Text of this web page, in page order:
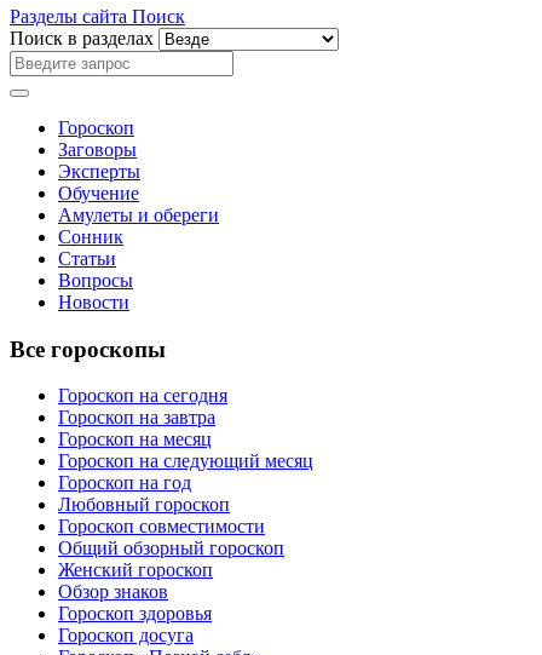
Разделы сайта Поиск
Поиск в разделах
Гороскоп
Заговоры
Эксперты
Обучение
Амулеты и обереги
Сонник
Статьи
Вопросы
Новости
Все гороскопы
Гороскоп на сегодня
Гороскоп на завтра
Гороскоп на месяц
Гороскоп на следующий месяц
Гороскоп на год
Любовный гороскоп
Гороскоп совместимости
Общий обзорный гороскоп
Женский гороскоп
Обзор знаков
Гороскоп здоровья
Гороскоп досуга